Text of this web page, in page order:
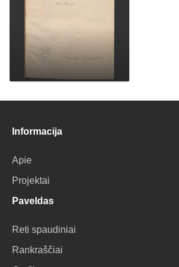
Informacija
Apie
Projektai
Paveldas
Reti spaudiniai
Rankraščiai